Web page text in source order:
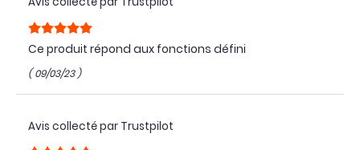
Ce produit répond aux fonctions défini
( 09/03/23 )
Avis collecté par Trustpilot